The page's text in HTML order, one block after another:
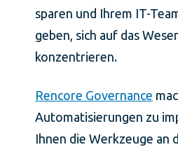
sparen und Ihrem IT-
geben, sich auf das
konzentrieren.
Rencore Governance
Automatisierungen zu
Ihnen die Werkzeuge an